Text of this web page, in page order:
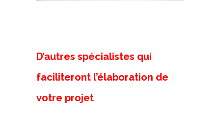
D’autres spécialistes qui
faciliteront l’élaboration de
votre projet